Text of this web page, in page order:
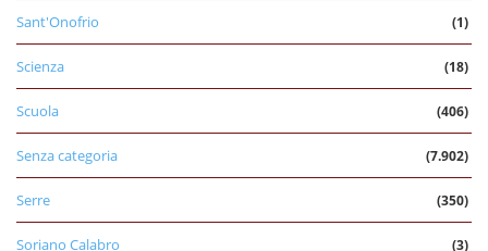
Sant'Onofrio (1)
Scienza (18)
Scuola (406)
Senza categoria (7.902)
Serre (350)
Soriano Calabro (3)